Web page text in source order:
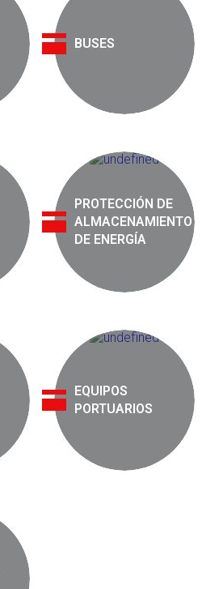
BUSES
PROTECCIÓN DE
ALMACENAMIENTO
DE ENERGÍA
EQUIPOS
PORTUARIOS